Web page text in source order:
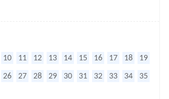
10 11 12 13 14 15 16 17 18
19
26 27 28 29 30 31 32 33 34
35